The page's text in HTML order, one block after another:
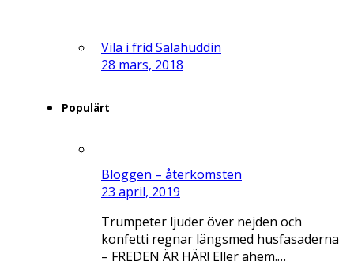
Vila i frid Salahuddin
28 mars, 2018
Populärt
Bloggen – återkomsten
23 april, 2019
Trumpeter ljuder över nejden och
konfetti regnar längsmed husfasaderna
– FREDEN ÄR HÄR! Eller ahem.…